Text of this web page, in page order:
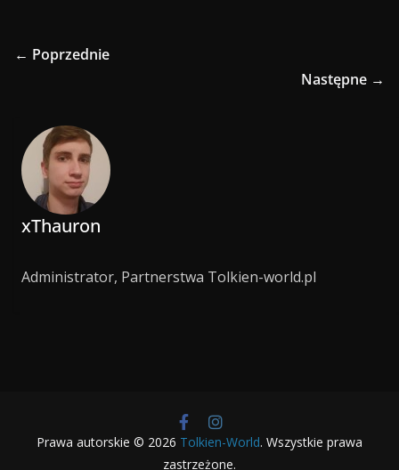
← Poprzednie
Następne →
xThauron
Administrator, Partnerstwa Tolkien-world.pl
Prawa autorskie © 2026 Tolkien-World. Wszystkie prawa
zastrzeżone.